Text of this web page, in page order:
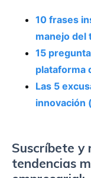
10 frases
manejo del
15
plataforma
Las 5
innovación